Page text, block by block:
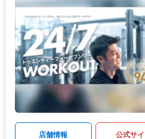
店舗情報 公式サイ